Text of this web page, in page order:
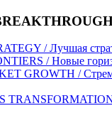
/ Лучшая
/ Новые
GROWTH /